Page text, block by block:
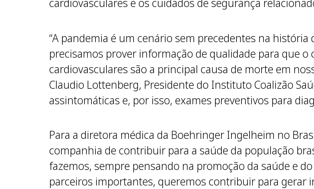
cardiovasculares e os cuidados de segurança
“A pandemia é um cenário sem precedentes na
precisamos prover informação de qualidade para que
cardiovasculares são a principal causa de morte em
Claudio Lottenberg, Presidente do Instituto Coalizão
assintomáticas e, por isso, exames preventivos para
Para a diretora médica da Boehringer Ingelheim no
companhia de contribuir para a saúde da população
fazemos, sempre pensando na promoção da saúde e
parceiros importantes, queremos contribuir para gerar